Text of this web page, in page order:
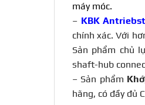
máy móc.
– KBK
chính xác. Với
Sản phẩm chủ
shaft-hub
– Sản phẩm
hãng, có đầy đủ